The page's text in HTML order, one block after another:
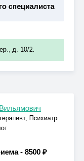
специалиста
д. 10/2.
Психиатр
- 8500 ₽